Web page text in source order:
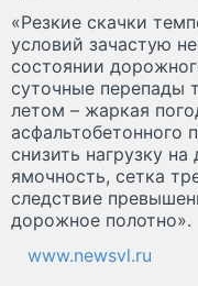
«Резкие скачки
условий зачастую
состоянии
суточные перепады
летом – жаркая
асфальтобетонного
снизить нагрузку
ямочность, сетка
следствие
дорожное полотно».
www.newsvl.ru